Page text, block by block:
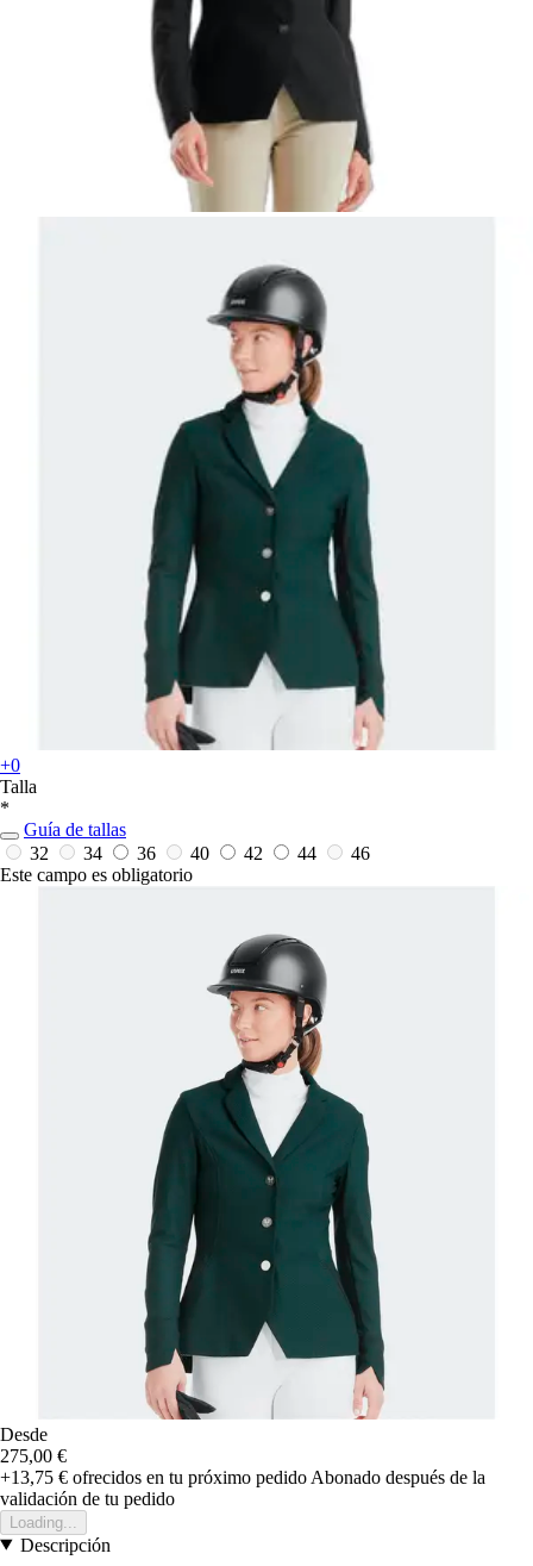
+0
Talla
*
Guía de tallas
32
34 36 40 42 44
46
Este campo es obligatorio
Desde
275,00 €
+13,75 € ofrecidos en tu próximo pedido Abonado después de la
validación de tu pedido
Loading...
Descripción